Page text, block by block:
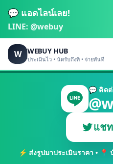
💬 แอดไลน์เลย!
LINE: @webuy
W WEBUY HUB
ประเมินไว • นัดรับถึงที่ • จ่ายทันที
💬 ติดต่
แช
⚡ ส่งรูปมาประเมินราคา • 📍